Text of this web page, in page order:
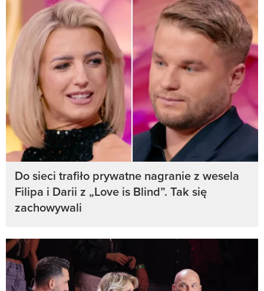
Do sieci trafiło prywatne nagranie z wesela
Filipa i Darii z „Love is Blind”. Tak się
zachowywali